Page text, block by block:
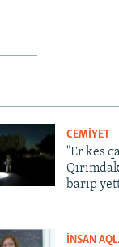
CEMİYET
"Er kes
barıp
İNSAN